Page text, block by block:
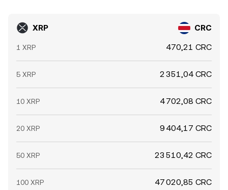
XRP CRC
1 XRP 470,21 CRC
5 XRP 2 351,04 CRC
10 XRP 4 702,08 CRC
20 XRP 9 404,17 CRC
50 XRP 23 510,42 CRC
100 XRP 47 020,85 CRC